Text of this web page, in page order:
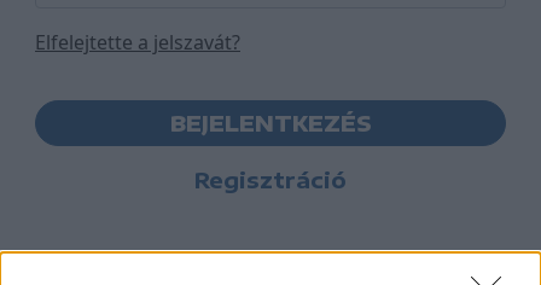
Elfelejtette a jelszavát?
BEJELENTKEZÉS
Regisztráció